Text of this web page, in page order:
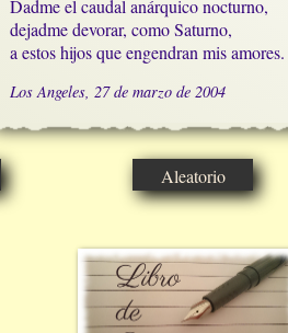
Dadme el caudal anárquico nocturno,
dejadme devorar, como Saturno,
a estos hijos que engendran mis amores.
Los Angeles, 27 de marzo de 2004
Aleatorio